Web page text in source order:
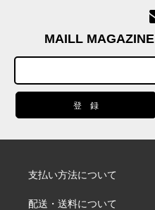
MAILL MAGAZINE
支払い方法について
配送・送料について